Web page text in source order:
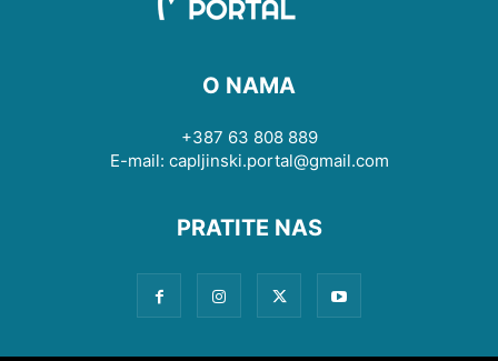
O NAMA
+387 63 808 889
E-mail: capljinski.portal@gmail.com
PRATITE NAS